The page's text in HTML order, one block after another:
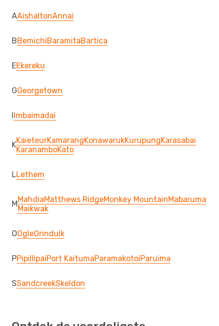
AAishaltonAnnai
BBemichiBaramitaBartica
EEkereku
GGeorgetown
IImbaimadai
KKaieteurKamarangKonawarukKurupungKarasabai
KaranamboKato
LLethem
MMahdiaMatthews RidgeMonkey MountainMabaruma
Maikwak
OOgleOrinduik
PPipillipaiPort KaitumaParamakotoiParuima
SSandcreekSkeldon